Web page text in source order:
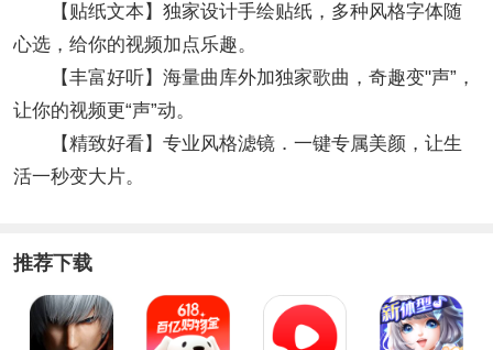
【贴纸文本】独家设计手绘贴纸，多种风格字体随
心选，给你的视频加点乐趣。
【丰富好听】海量曲库外加独家歌曲，奇趣变"声”，
让你的视频更“声”动。
【精致好看】专业风格滤镜．一键专属美颜，让生
活一秒变大片。
推荐下载